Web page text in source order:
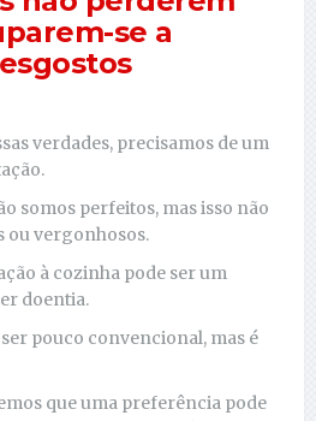
se a
verdades, precisamos de um
somos perfeitos, mas isso não
ou vergonhosos.
à cozinha pode ser um
doentia.
pouco convencional, mas é
que uma preferência pode